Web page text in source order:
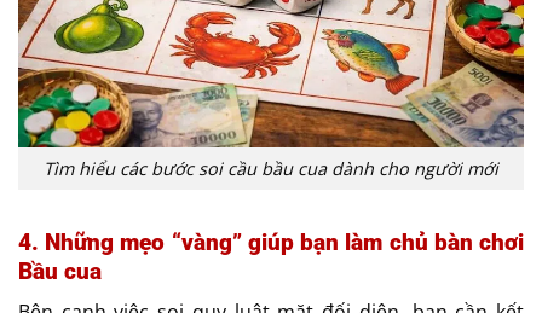
Tìm hiểu các bước soi cầu bầu cua dành cho người mới
4. Những mẹo “vàng” giúp bạn làm chủ bàn chơi
Bầu cua